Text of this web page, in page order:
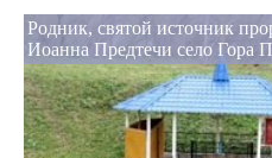
Родник, святой источник
Иоанна Предтечи село Гора